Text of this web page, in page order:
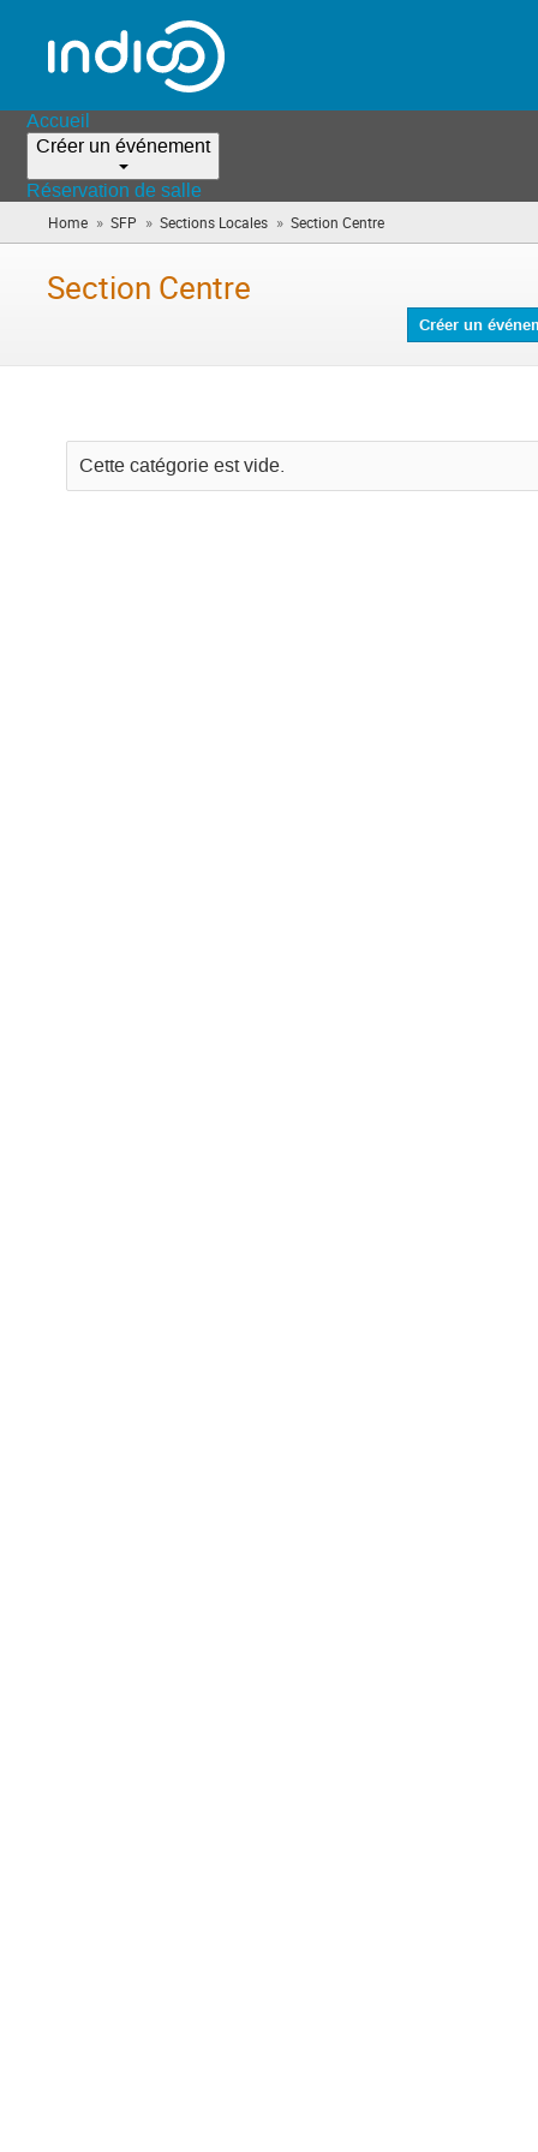
Accueil
Créer un événement
Réservation de salle
Home » SFP » Sections Locales » Section Centre
êtes
Section Centre
Créer un
Cette catégorie est vide.